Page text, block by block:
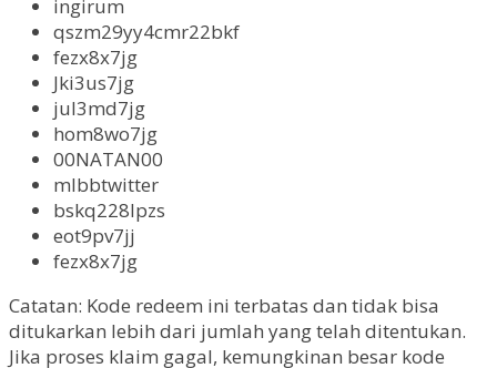
ingirum
qszm29yy4cmr22bkf
fezx8x7jg
Jki3us7jg
jul3md7jg
hom8wo7jg
00NATAN00
mlbbtwitter
bskq228lpzs
eot9pv7jj
fezx8x7jg
Catatan: Kode redeem ini terbatas dan tidak bisa
ditukarkan lebih dari jumlah yang telah ditentukan.
Jika proses klaim gagal, kemungkinan besar kode